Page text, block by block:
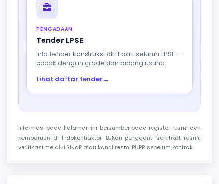
PENGADAAN
Tender LPSE
Info tender konstruksi aktif dari seluruh LPSE —
cocok dengan grade dan bidang usaha.
Lihat daftar tender→
Informasi pada halaman ini bersumber pada register resmi dan
pembaruan di Indokontraktor. Bukan pengganti sertifikat resmi;
verifikasi melalui SIKaP atau kanal resmi PUPR sebelum kontrak.